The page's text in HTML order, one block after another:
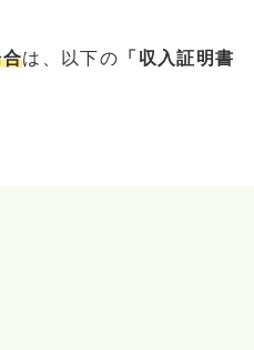
は、以下の 「収入証明書